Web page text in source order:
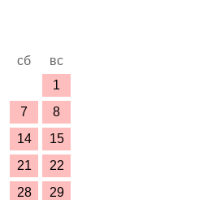
сб
вс
1
7
8
14
15
21
22
28
29